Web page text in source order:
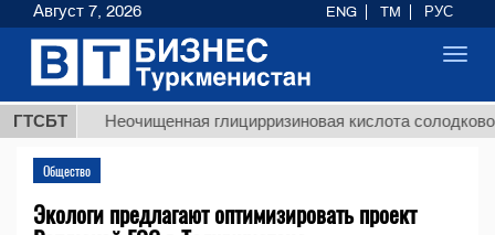
ГТСБТНеочищенная глицирризиновая кислота солодкового
Общество
Экологи предлагают оптимизировать проект
Август 7, 2026 ENG TM РУС